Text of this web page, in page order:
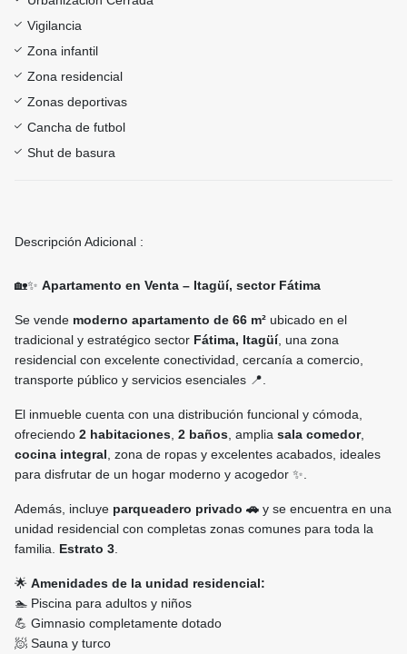
Vigilancia
Zona infantil
Zona residencial
Zonas deportivas
Cancha de futbol
Shut de basura
Descripción Adicional :
🏡✨ Apartamento en Venta – Itagüí, sector Fátima
Se vende moderno apartamento de 66 m² ubicado en el
tradicional y estratégico sector Fátima, Itagüí, una zona
residencial con excelente conectividad, cercanía a comercio,
transporte público y servicios esenciales 📍.
El inmueble cuenta con una distribución funcional y cómoda,
ofreciendo 2 habitaciones 2 baños , amplia sala comedor,
cocina integral , zona de ropas y excelentes acabados, ideales
para disfrutar de un hogar moderno y acogedor ✨.
Además, incluye parqueadero privado 🚗 y se encuentra en una
unidad residencial con completas zonas comunes para toda la
familia. Estrato 3
🌟 Amenidades de la unidad residencial:
🏊 Piscina para adultos y niños
💪 Gimnasio completamente dotado
🧖 Sauna y turco